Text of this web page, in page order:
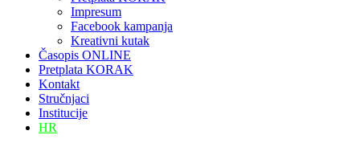
Impresum
Facebook kampanja
Kreativni kutak
Časopis ONLINE
Pretplata KORAK
Kontakt
Stručnjaci
Institucije
HR